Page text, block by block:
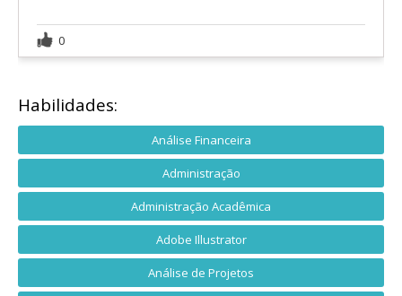
0
Habilidades:
Análise Financeira
Administração
Administração Acadêmica
Adobe Illustrator
Análise de Projetos